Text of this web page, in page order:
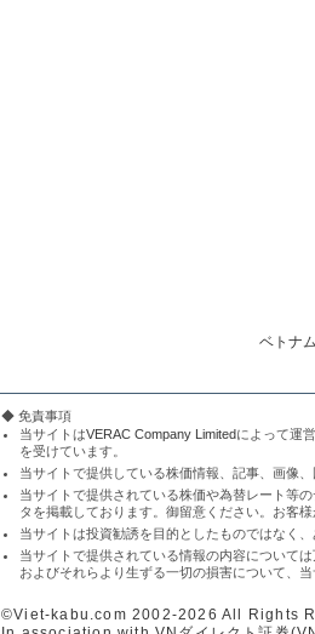
ベトナ
◆ 免責事項
当サイトはVERAC Company Limitedによって運
を受けています。
当サイトで提供している株価情報、記事、画像
当サイトで提供されている株価や為替レート等
タを掲載しております。御留意ください。お客
当サイトは投資勧誘を目的としたものではなく
当サイトで提供されている情報の内容について
およびそれらより生ずる一切の損害について、
©Viet-kabu.com 2002-2026 All Rights